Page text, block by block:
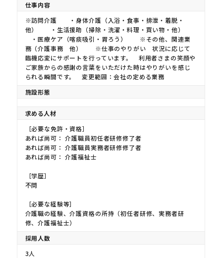
仕事内容
※訪問介護 ・身体介護（入浴・食事・排泄・着脱・
他） ・生活援助（掃除・洗濯・料理・買い物・他）
・医療ケア（喀痰吸引・胃ろう） ※その他、関連業
務（介護事務 他） ※仕事のやりがい 状況に応じて
臨機応変にサポートを行っています。 利用者さまの笑顔や
ご家族からの感謝の言葉をいただけた時はやりがいを感じ
られる瞬間です。 変更範囲：会社の定める業務
施設形態
求める人材
［必要な免許・資格］
あれば尚可： 介護職員初任者研修修了者
あれば尚可： 介護職員実務者研修修了者
あれば尚可： 介護福祉士
［学歴］
不問
［必要な経験等］
介護職の経験、介護資格の所持（初任者研修、実務者研
修、介護福祉士）
採用人数
3人